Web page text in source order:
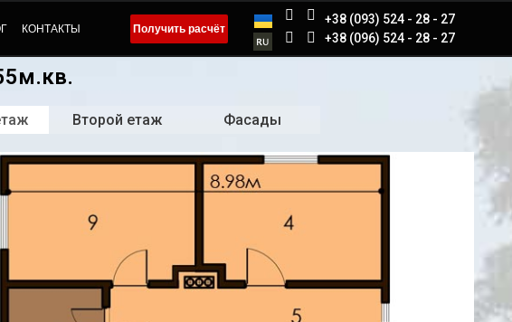
КОНТАКТЫ Получить расчёт
+38 (093) 524 - 28 - 27
+38 (096) 524 - 28 - 27
Второй етаж Фасады